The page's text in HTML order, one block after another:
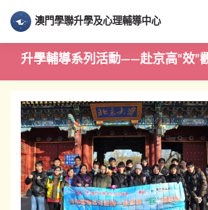
澳門學聯升學及心理輔導中心
升學輔導系列活動——赴京高“效”